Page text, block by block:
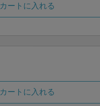
カートに入れる
カートに入れる